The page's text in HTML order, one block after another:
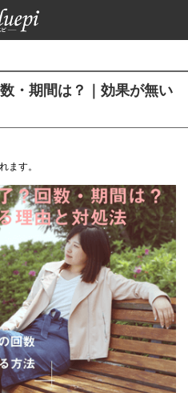
・期間は？｜効果が無い
ます。